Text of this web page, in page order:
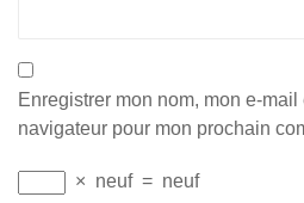
Enregistrer mon nom, mon e-
navigateur pour mon prochain
× neuf = neuf